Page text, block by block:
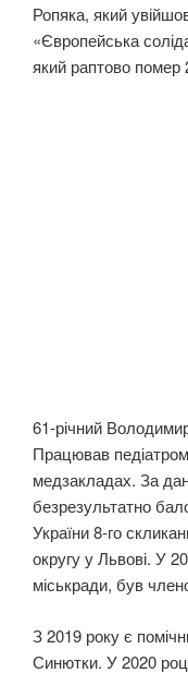
Ропяка, який
«Європейська
який раптово помер
61-річний
Працював
медзакладах. За
безрезультатно
України 8-го
округу у Львові. У
міськради, був
З 2019 року є
Синютки. У 2020